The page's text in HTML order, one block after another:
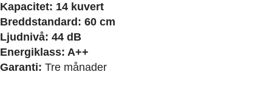
Kapacitet: 14 kuvert
Breddstandard: 60 cm
Ljudnivå: 44 dB
Energiklass: A++
Garanti: Tre månader